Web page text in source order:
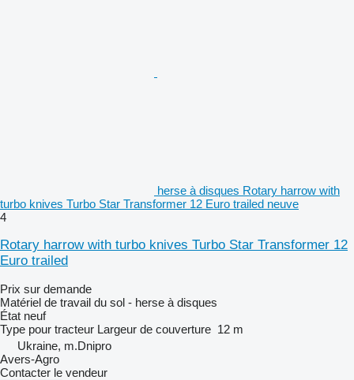
herse à disques Rotary harrow with
turbo knives Turbo Star Transformer 12 Euro trailed neuve
4
Rotary harrow with turbo knives Turbo Star Transformer 12
Euro trailed
Prix sur demande
Matériel de travail du sol - herse à disques
État neuf
Type pour tracteur Largeur de couverture 12 m
Ukraine, m.Dnipro
Avers-Agro
Contacter le vendeur